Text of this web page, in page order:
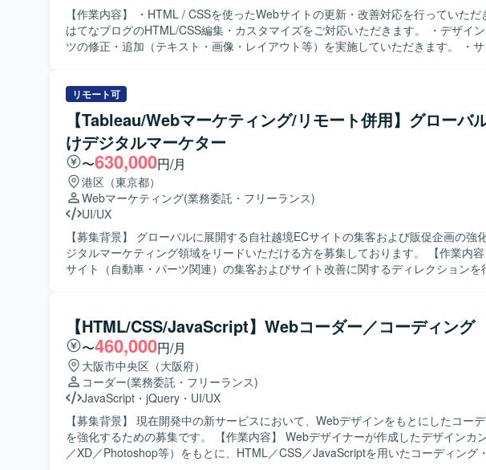
【作業内容】 ・HTML / CSSを使ったWebサイトの更新・改善対応を行っていただ
はてなブログのHTML/CSS編集・カスタマイズをご対応いただきます。 ・デザイ
ツの修正・追加（テキスト・画像・レイアウト等）を実施していただきます。 ・
的な運用サポートおよびサイト品質の維持・向上に取り組んでいただきます。 【ポジションの
魅力】 生成AIを活用した法人向けプロダクトのWebを担い、事業成長に直結する
を出していただけます。 文言修正だけでなく、UX・導線設計など、サイト全体の
わっていただけます。 AIを積極活用した業務スタイルが根付いている環境でご就
す。 フルリモート・副業・短時間稼働から参画可能で、ライフスタイルに合わせ
だけます。 【求める人物像】 Webサイトの裏側の仕組みを正しく理解し、レイアウトを崩さず
に安全な更新作業ができる方を求めています。 指示を待つだけでなく、サイトの
合わせて自発的に動ける方を求めています。 単なる作業の代行者ではなく、サイ
するための運用パートナーとして伴走できる方を求めています。
リモート可
【Tableau/Webマーケティング/リモート併用】グローバ
けデジタルマーケター
〜630,000円/月
港区（東京都）
Webマーケティング(業務委託・フリーランス)
UI/UX
【募集背景】 グローバルに展開する自社越境ECサイトの集客および販促企画の強
ジタルマーケティング領域をリードいただける方を募集しております。 【作業内容】 自社EC
サイト（自動車・パーツ関連）の集客およびサイト改善に関するディレクションを
UI/UXデザイン等を担うパートナー企業への指示および進捗管理、社内他部署や現
のプロモーション要望のヒアリングと要件整理を行っていただきます。 さらに、
けるナレッジ共有や、業務プロセスの仕組み化・業務効率化の推進も担っていただ
【求める人物像】 データに基づいて論理的に施策を考えられる方を求めておりま
のコミュニケーションを通じて課題を整理し、主体的にディレクションや改善提案
る方にマッチするポジションです。 【ポジションの魅力】 グローバルに展開する大規模な越境
ECサイトにおいて、集客からサイト改善まで一連のデジタルマーケティング施策
レクションを担うことができます。 データ分析に基づいた施策立案やパートナー
を通じて、グローバルマーケットでの成果創出に直接貢献できる環境です。 【開発環境】 BIツ
ールとしてTableauを中心に、GA4やSearch Consoleなどの各種分析ツールを組み
【HTML/CSS/JavaScript】Webコーダー／コーディング
〜460,000円/月
大阪市中央区（大阪府）
コーダー(業務委託・フリーランス)
JavaScript ・ jQuery ・ UI/UX
【募集背景】 現在開発中の新サービスにおいて、Webデザインをもとにしたコー
を強化するための募集です。 【作業内容】 Webデザイナーが作成したデザインカンプ（Figma
／XD／Photoshop等）をもとに、HTML／CSS／JavaScriptを用いたコーディング